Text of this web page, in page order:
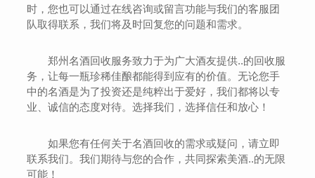
时，您也可以通过在线咨询或留言功能与我们的客服团
队取得联系，我们将及时回复您的问题和需求。
郑州名酒回收服务致力于为广大酒友提供..的回收服
务，让每一瓶珍稀佳酿都能得到应有的价值。无论您手
中的名酒是为了投资还是纯粹出于爱好，我们都将以专
业、诚信的态度对待。选择我们，选择信任和放心！
如果您有任何关于名酒回收的需求或疑问，请立即
联系我们。我们期待与您的合作，共同探索美酒..的无限
可能！